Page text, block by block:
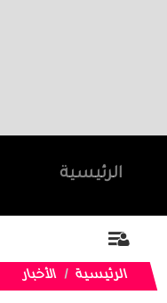
الرئيسية
الرئيسية الأخبار